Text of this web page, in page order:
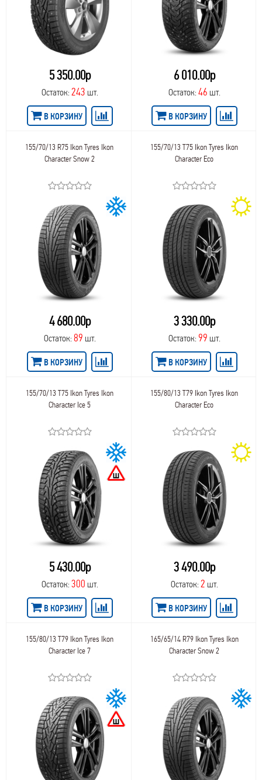
5 350.00р
Остаток: 243 шт.
В КОРЗИНУ
6 010.00р
Остаток:46 шт.
В КОРЗИНУ
155/70/13 R75 Ikon Tyres Ikon
Character Snow 2
4 680.00р
Остаток: 89 шт.
В КОРЗИНУ
155/70/13 T75 Ikon Tyres Ikon
Character Eco
3 330.00р
Остаток:99 шт.
В КОРЗИНУ
155/70/13 T75 Ikon Tyres Ikon
Character Ice 5
5 430.00р
Остаток: 300 шт.
В КОРЗИНУ
155/80/13 T79 Ikon Tyres Ikon
Character Eco
3 490.00р
Остаток:2 шт.
В КОРЗИНУ
155/80/13 T79 Ikon Tyres Ikon
Character Ice 7
165/65/14 R79 Ikon Tyres Ikon
Character Snow 2